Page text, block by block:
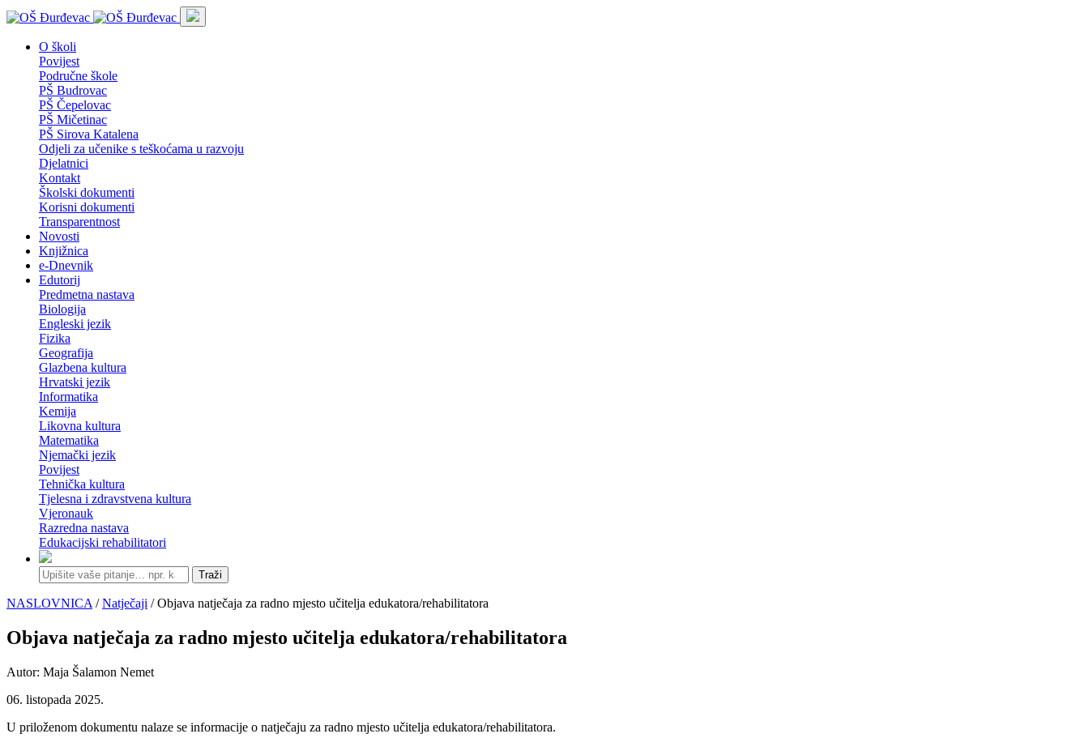
O školi
Povijest
Područne škole
PŠ Budrovac
PŠ Čepelovac
PŠ Mičetinac
PŠ Sirova Katalena
Odjeli za učenike s teškoćama u razvoju
Djelatnici
Kontakt
Školski dokumenti
Korisni dokumenti
Transparentnost
Novosti
Knjižnica
e-Dnevnik
Edutorij
Predmetna nastava
Biologija
Engleski jezik
Fizika
Geografija
Glazbena kultura
Hrvatski jezik
Informatika
Kemija
Likovna kultura
Matematika
Njemački jezik
Povijest
Tehnička kultura
Tjelesna i zdravstvena kultura
Vjeronauk
Razredna nastava
Edukacijski rehabilitatori
Traži
NASLOVNICA /Natječaji / Objava natječaja za radno mjesto učitelja edukatora/rehabilitatora
Objava natječaja za radno mjesto učitelja edukatora/rehabilitatora
Autor: Maja Šalamon Nemet
06. listopada 2025.
U priloženom dokumentu nalaze se informacije o natječaju za radno mjesto učitelja edukatora/rehabilitatora.